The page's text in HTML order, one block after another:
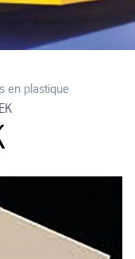
en plastique